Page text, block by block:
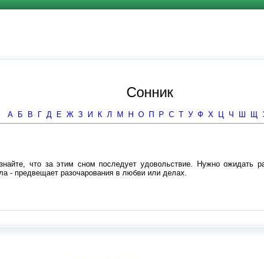
Сонник
А Б В Г Д Е Ж З И К Л М Н О П Р С Т У Ф Х Ц Ч Ш Щ
что за этим сном последует удовольствие. Нужно ожидать
- предвещает разочарования в любви или делах.